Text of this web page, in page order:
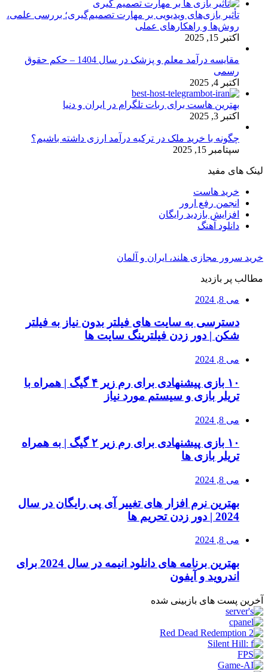
تأثیر بازی‌های ویدیویی بر مهارت تصمیم‌گیری؛ بررسی علمی،
روش‌ها و راهکارهای عملی
اکتبر 15, 2025
مقایسه درآمد معلم و پزشک در سال 1404 – حکم حقوق
رسمی
اکتبر 4, 2025
بهترین هاست برای ربات تلگرام در ایران و دنیا
اکتبر 3, 2025
چگونه با خرید ملک در ترکیه درآمد ارزی داشته باشیم؟
سپتامبر 15, 2025
لینک های مفید
خرید هاست
انجمن رفع ارور
افزایش بازدید رایگان
دانلود آهنگ
خرید سرور مجازی هلند، ایران و آلمان
مطالب پر بازدید
می 8, 2024
دسترسی به سایت های فیلتر بدون نیاز به فیلتر
شکن | دور زدن فیلترینگ سایت ها
می 8, 2024
۱۰ بازی پیشنهادی برای رم زیر ۴ گیگ | همراه با
تریلر بازی و سیستم مورد نیاز
می 8, 2024
۱۰ بازی پیشنهادی برای رم زیر ۲ گیگ | به همراه
تریلر بازی ها
می 8, 2024
بهترین نرم افزار های تغییر آی پی رایگان در سال
2024 | دور زدن تحریم ها
می 8, 2024
بهترین برنامه های دانلود انیمه در سال 2024 برای
اندروید و آیفون
آخرین پست های بازبینی شده